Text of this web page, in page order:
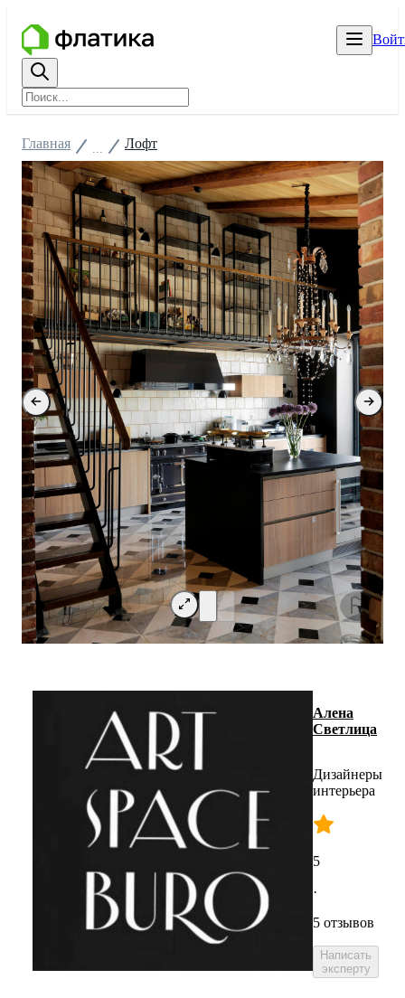
Главная Лофт
Алена
Светлица
Дизайнеры
интерьера
5
·
5 отзывов
Написать
эксперту